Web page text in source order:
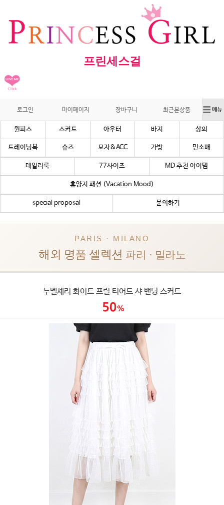
프린세스걸
로그인 마이페이지 장바구니 최근본상품
원피스 스커트 아우터 바지 상의
트레이닝복 슈즈 모자&ACC 가방 민소매
데일리룩 77사이즈 MD 추천 아이템
휴양지 패션 (Vacation Mood)
special proposal 문의하기
PARIS · MILANO
해외 명품 셀렉션 파리 · 밀라노
누벨셰리 화이트 프릴 티어드 샤 밴딩 스커트